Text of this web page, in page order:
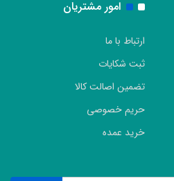
امور مشتریان
ارتباط با ما
ثبت شکایات
تضمین اصالت کالا
حریم خصوصی
خرید عمده